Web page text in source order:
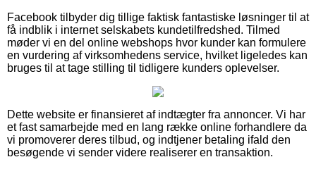
Facebook tilbyder dig tillige faktisk fantastiske løsninger til at
få indblik i internet selskabets kundetilfredshed. Tilmed
møder vi en del online webshops hvor kunder kan formulere
en vurdering af virksomhedens service, hvilket ligeledes kan
bruges til at tage stilling til tidligere kunders oplevelser.
Dette website er finansieret af indtægter fra annoncer. Vi har
et fast samarbejde med en lang række online forhandlere da
vi promoverer deres tilbud, og indtjener betaling ifald den
besøgende vi sender videre realiserer en transaktion.